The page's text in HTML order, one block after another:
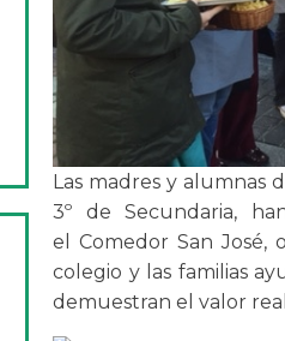
Las madres y alumnas
3º de Secundaria,
el Comedor San José,
colegio y las familias
demuestran el valor